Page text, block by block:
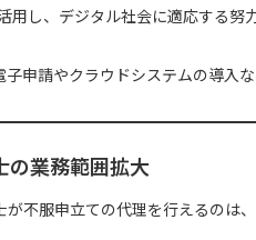
用し、デジタル社会に適応する努
子申請やクラウドシステムの導入
の業務範囲拡大
不服申立ての代理を行えるのは、